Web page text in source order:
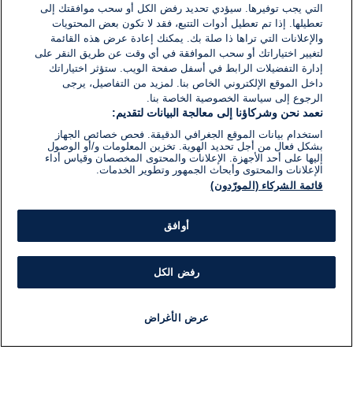
التي يجب توفيرها. سيؤدي تحديد رفض الكل أو سحب موافقتك إلى
تعطيلها. إذا تم تعطيل أدوات التتبع، فقد لا تكون بعض المحتويات
والإعلانات التي تراها ذا صلة بك. يمكنك إعادة عرض هذه القائمة
لتغيير اختياراتك أو سحب الموافقة في أي وقت عن طريق النقر على
إدارة التفضيلات الرابط في أسفل صفحة الويب. ستؤثر اختياراتك
داخل الموقع الإلكتروني الخاص بنا. لمزيد من التفاصيل، يرجى
الرجوع إلى سياسة الخصوصية الخاصة بنا.
نعمد نحن وشركاؤنا إلى معالجة البيانات لتقديم:
استخدام بيانات الموقع الجغرافي الدقيقة. فحص خصائص الجهاز
بشكل فعال من أجل تحديد الهوية. تخزين المعلومات و/أو الوصول
إليها على أحد الأجهزة. الإعلانات والمحتوى المخصصان وقياس أداء
الإعلانات والمحتوى وأبحاث الجمهور وتطوير الخدمات.
قائمة الشركاء (المورّدون)
أوافق
رفض الكل
عرض الأغراض